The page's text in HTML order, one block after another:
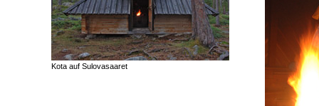
Kota auf Sulovasaaret